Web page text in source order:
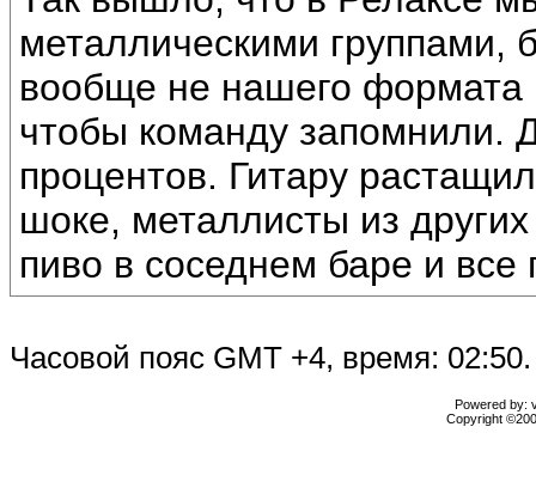
металлическими группами,
вообще не нашего формата
чтобы команду запомнили.
процентов. Гитару
шоке, металлисты из
пиво в соседнем баре и все
Часовой пояс GMT +4, время: 02:50.
Powered by:
Copyright